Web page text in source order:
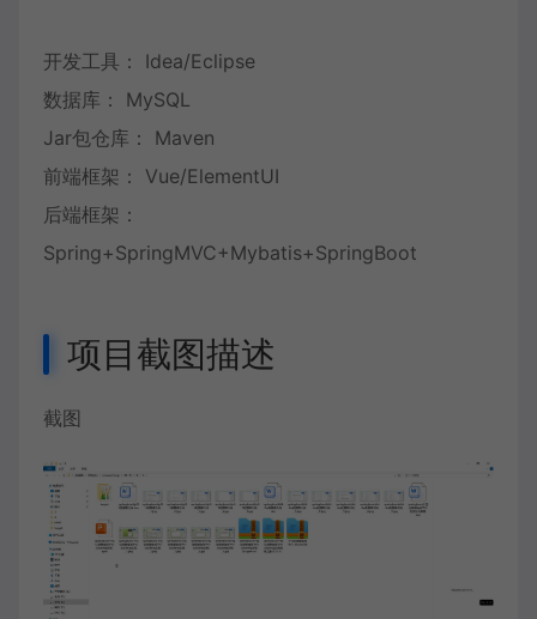
开发工具： Idea/Eclipse
数据库： MySQL
Jar包仓库： Maven
前端框架： Vue/ElementUI
后端框架：
Spring+SpringMVC+Mybatis+SpringBoot
项目截图描述
截图